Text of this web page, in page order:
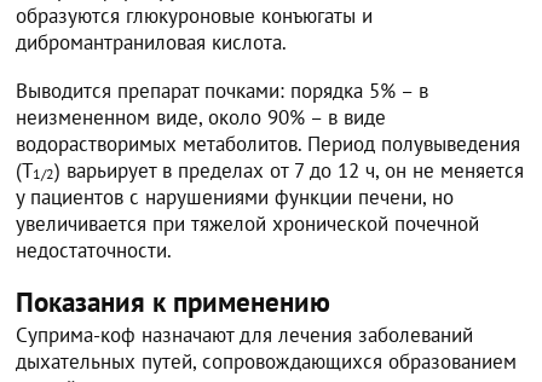
образуются глюкуроновые конъюгаты и
дибромантраниловая кислота.
Выводится препарат почками: порядка 5% – в
неизмененном виде, около 90% – в виде
водорастворимых метаболитов. Период полувыведения
(Т1/2) варьирует в пределах от 7 до 12 ч, он не меняется
у пациентов с нарушениями функции печени, но
увеличивается при тяжелой хронической почечной
недостаточности.
Показания к применению
Суприма-коф назначают для лечения заболеваний
дыхательных путей, сопровождающихся образованием